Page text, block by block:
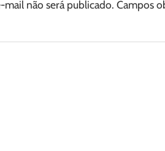
não será publicado. Campos